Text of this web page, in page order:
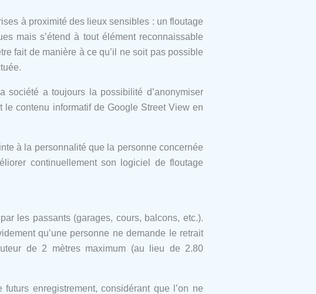
à proximité des lieux sensibles : un floutage
mais s’étend à tout élément reconnaissable
fait de manière à ce qu’il ne soit pas possible
a toujours la possibilité d’anonymiser
contenu informatif de Google Street View en
à la personnalité que la personne concernée
continuellement son logiciel de floutage
les passants (garages, cours, balcons, etc.).
qu’une personne ne demande le retrait
de 2 mètres maximum (au lieu de 2.80
enregistrement, considérant que l’on ne